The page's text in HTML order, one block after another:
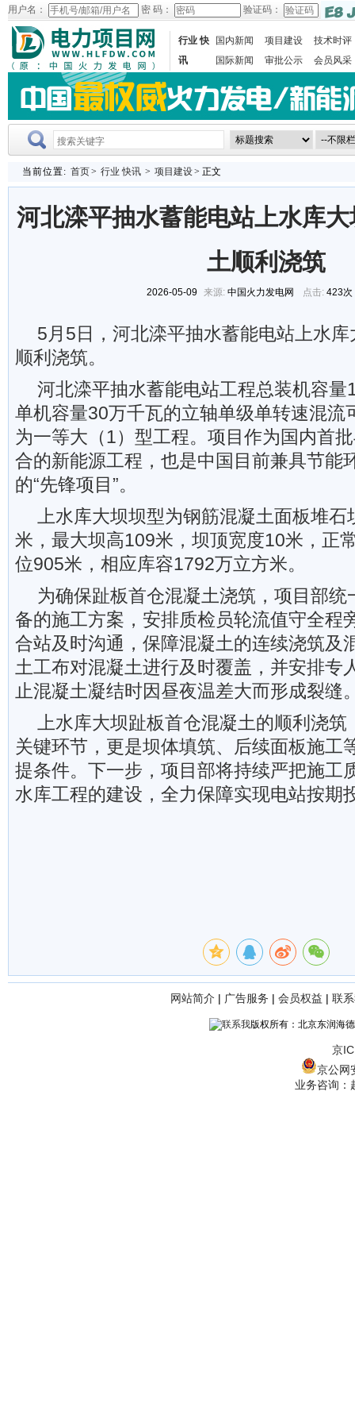
用户名： 密 码： 验证码：
行业 快
讯
国内新闻 项目建设
技术时评
国际新闻
审批公示 会员风采
当前位置: 首页> 行业 快讯 > 项目建设> 正文
河北滦平抽水蓄能电站上水库
土顺利浇筑
2026-05-09 来源: 中国火力发电网 点击: 423次
5月5日，河北滦平抽水蓄能电站上水
顺利浇筑。
河北滦平抽水蓄能电站工程总装机容
单机容量30万千瓦的立轴单级单转速混流
为一等大（1）型工程。项目作为国内首
合的新能源工程，也是中国目前兼具节能
的“先锋项目”。
上水库大坝坝型为钢筋混凝土面板堆
米，最大坝高109米，坝顶宽度10米，正
位905米，相应库容1792万立方米。
为确保趾板首仓混凝土浇筑，项目部
备的施工方案，安排质检员轮流值守全程
合站及时沟通，保障混凝土的连续浇筑及
土工布对混凝土进行及时覆盖，并安排专
止混凝土凝结时因昼夜温差大而形成裂缝
上水库大坝趾板首仓混凝土的顺利浇
关键环节，更是坝体填筑、后续面板施工
提条件。下一步，项目部将持续严把施工
水库工程的建设，全力保障实现电站按期
网站简介 | 广告服务 | 会员权益 | 联
版权所有：北京东润海
京
京公网
业务咨询：